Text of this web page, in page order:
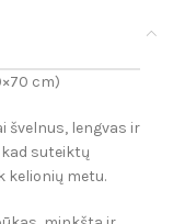
cm)
švelnus, lengvas ir
suteiktų
kelionių metu.